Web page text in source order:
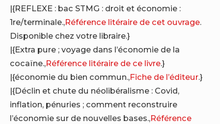
|{REFLEXE : bac STMG : droit et économie :
1re/terminale.,Référence litéraire de cet ouvrage.
Disponible chez votre libraire.}
|{Extra pure ; voyage dans l’économie de la
cocaïne.,Référence litéraire de ce livre.}
|{économie du bien commun.,Fiche de l’éditeur.}
|{Déclin et chute du néolibéralisme : Covid,
inflation, pénuries ; comment reconstruire
l’économie sur de nouvelles bases.,Référence